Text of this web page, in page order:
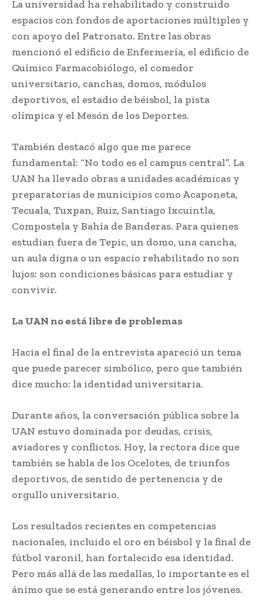
La universidad ha rehabilitado y construido
espacios con fondos de aportaciones múltiples y
con apoyo del Patronato. Entre las obras
mencionó el edificio de Enfermería, el edificio de
Químico Farmacobiólogo, el comedor
universitario, canchas, domos, módulos
deportivos, el estadio de béisbol, la pista
olímpica y el Mesón de los Deportes.
También destacó algo que me parece
fundamental: “No todo es el campus central”. La
UAN ha llevado obras a unidades académicas y
preparatorias de municipios como Acaponeta,
Tecuala, Tuxpan, Ruiz, Santiago Ixcuintla,
Compostela y Bahía de Banderas. Para quienes
estudian fuera de Tepic, un domo, una cancha,
un aula digna o un espacio rehabilitado no son
lujos: son condiciones básicas para estudiar y
convivir.
La UAN no está libre de problemas
Hacia el final de la entrevista apareció un tema
que puede parecer simbólico, pero que también
dice mucho: la identidad universitaria.
Durante años, la conversación pública sobre la
UAN estuvo dominada por deudas, crisis,
aviadores y conflictos. Hoy, la rectora dice que
también se habla de los Ocelotes, de triunfos
deportivos, de sentido de pertenencia y de
orgullo universitario.
Los resultados recientes en competencias
nacionales, incluido el oro en béisbol y la final de
fútbol varonil, han fortalecido esa identidad.
Pero más allá de las medallas, lo importante es el
ánimo que se está generando entre los jóvenes.